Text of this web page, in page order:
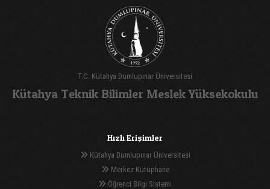
T.C. Kütahya Dumlupınar Üniversitesi
Kütahya Teknik Bilimler Meslek Yüksekokulu
Hızlı Erişimler
Kütahya Dumlupınar Üniversitesi
Merkez Kütüphane
Öğrenci Bilgi Sistemi